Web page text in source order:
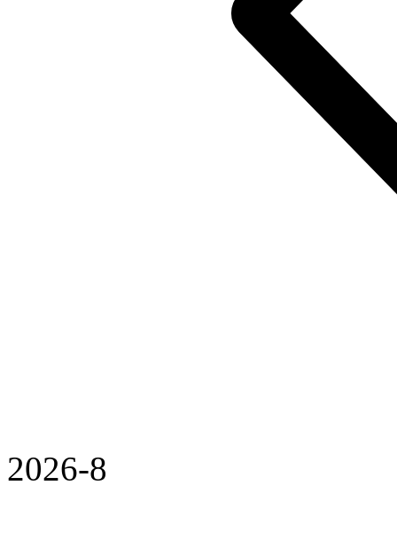
2026-8